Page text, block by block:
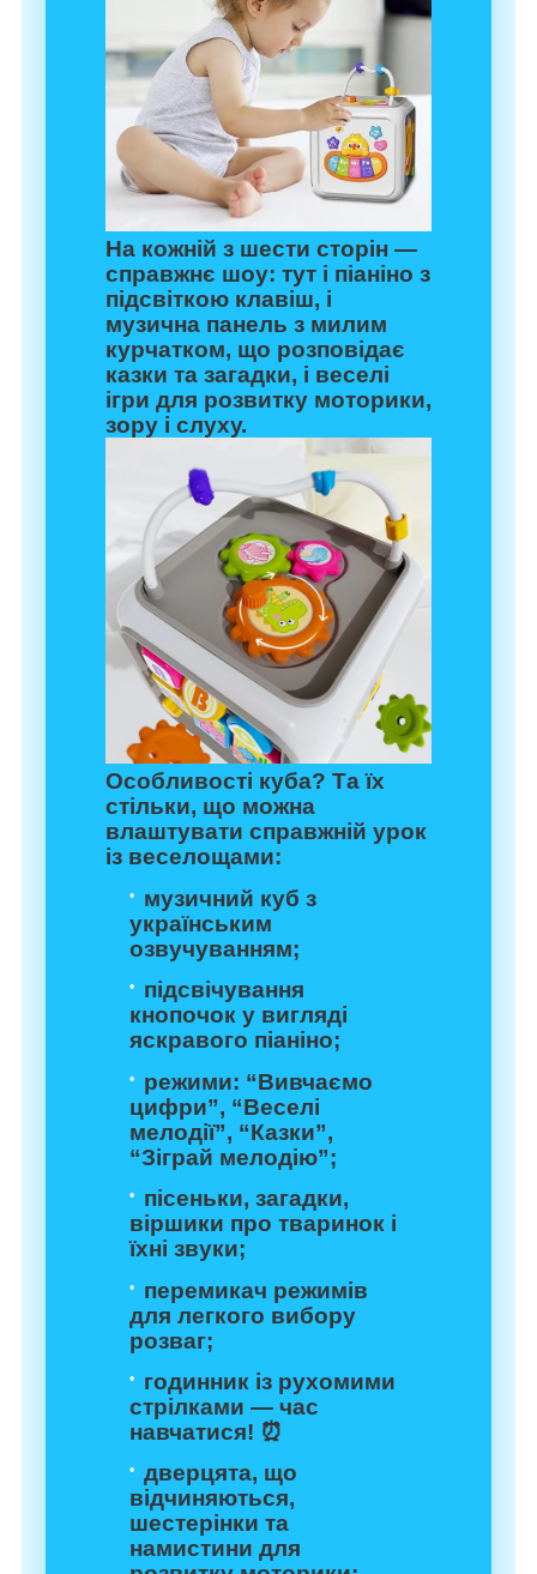
На кожній з шести сторін —
справжнє шоу: тут і піаніно з
підсвіткою клавіш, і
музична панель з милим
курчатком, що розповідає
казки та загадки, і веселі
ігри для розвитку моторики,
зору і слуху.
Особливості куба? Та їх
стільки, що можна
влаштувати справжній урок
із веселощами:
музичний куб з
українським
озвучуванням;
підсвічування
кнопочок у вигляді
яскравого піаніно;
режими: “Вивчаємо
цифри”, “Веселі
мелодії”, “Казки”,
“Зіграй мелодію”;
пісеньки, загадки,
віршики про тваринок і
їхні звуки;
перемикач режимів
для легкого вибору
розваг;
годинник із рухомими
стрілками — час
навчатися! ⏰
дверцята, що
відчиняються,
шестерінки та
намистини для